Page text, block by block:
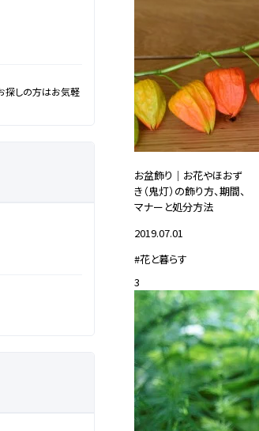
探しの方はお気軽
お盆飾り｜お花やほおず
き（鬼灯）の飾り方、期間、
マナーと処分方法
2019.07.01
#花と暮らす
3